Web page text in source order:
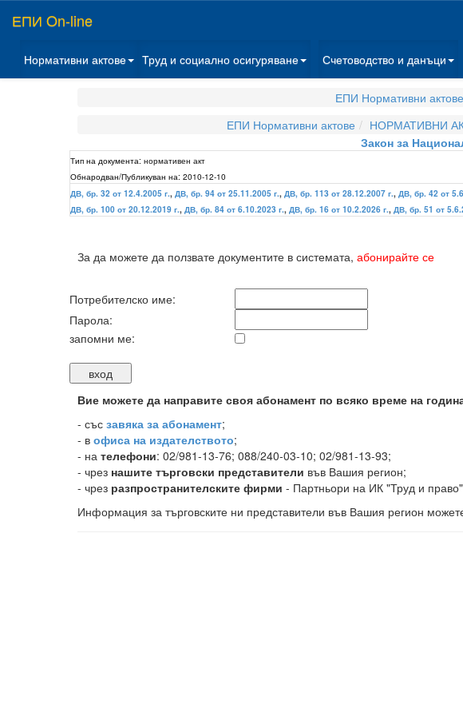
ЕПИ On-line
Нормативни актове Труд и социално осигуряване Счетоводство и данъци
ЕПИ Нормативни актове
ЕПИ Нормативни актове
НОРМАТИВНИ
Закон за
Тип на документа: нормативен акт
Обнародван/Публикуван на: 2010-12-10
ДВ, бр. 32 от 12.4.2005 г., ДВ, бр. 94 от 25.11.2005 г., ДВ, бр. 113 от 28.12.2007 г., ДВ, бр. 42 от
ДВ, бр. 100 от 20.12.2019 г., ДВ, бр. 84 от 6.10.2023 г., ДВ, бр. 16 от 10.2.2026 г., ДВ, бр. 51 от
За да можете да ползвате документите в системата, абонирайте се
Потребителско име:
Парола:
запомни ме:
Вие можете да направите своя абонамент по всяко време на
- със завяка за абонамент;
- в офиса на издателството;
- на телефони: 02/981-13-76; 088/240-03-10; 02/981-13-93;
- чрез нашите търговски представители във Вашия регион;
- чрез разпространителските фирми - Партньори на ИК "Труд и
Информация за търговските ни представители във Вашия регион